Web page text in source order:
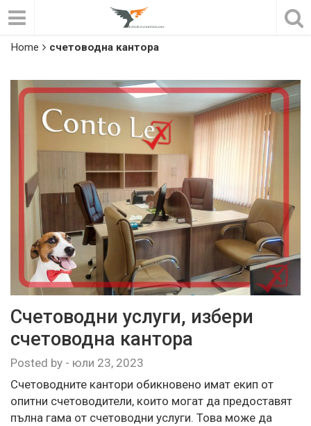
Home счетоводна кантора
Счетоводни услуги, избери
счетоводна кантора
Posted by - юли 23, 2023
Счетоводните кантори обикновено имат екип от
опитни счетоводители, които могат да предоставят
пълна гама от счетоводни услуги. Това може да